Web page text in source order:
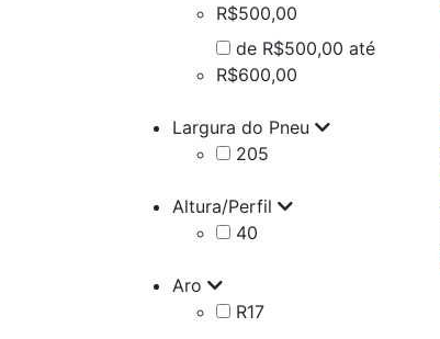
R$500,00
de R$500,00 até
R$600,00
Largura do Pneu
205
Altura/Perfil
40
Aro
R17